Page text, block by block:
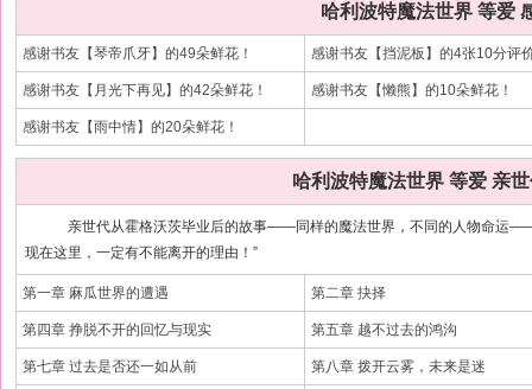
哈利波特魔法世界 等爱
感谢书友【琴帝爪牙】的49朵鲜花！ 感谢书友【挡泥板】的4张10分评
感谢书友【月光下再见】的42朵鲜花！ 感谢书友【懒熊】的10朵鲜花！
感谢书友【雨中情】的20朵鲜花！
哈利波特魔法世界 等爱 亲
亲世代从霍格沃茨毕业后的故事——同样的魔法世界，不同的人物命运——
现在这里，一定有不能离开的理由！”
第一章 麻瓜世界的遭遇 第二章 抉择
第四章 挣脱不开的回忆与现实 第五章 越不过去的鸿沟
第七章 过去是否还一如从前 第八章 拨开云雾，未来是迷